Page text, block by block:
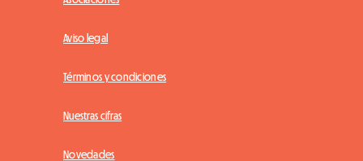
Aviso legal
Términos y condiciones
Nuestras cifras
Novedades